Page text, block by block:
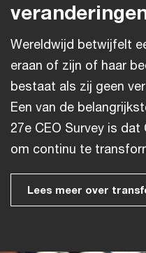
Wereldwijd betwijfelt
eraan of zijn of haar
bestaat als zij geen
Een van de
27e CEO Survey is dat
om continu te
Lees meer over